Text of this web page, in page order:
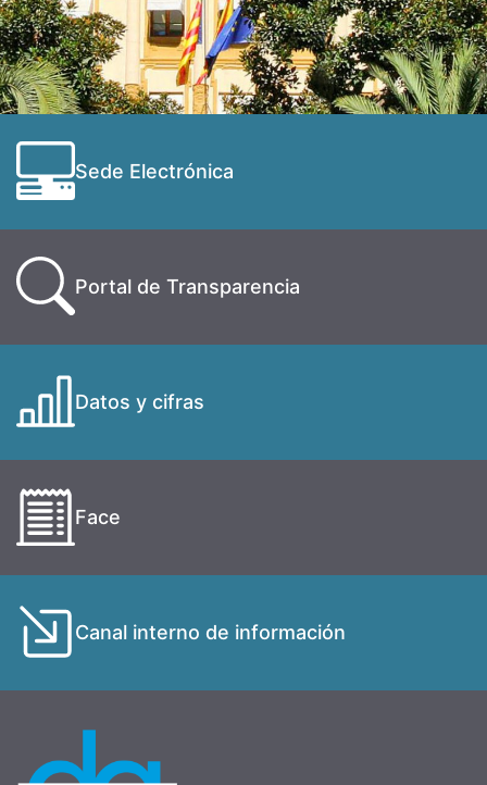
Sede Electrónica
Portal de Transparencia
Datos y cifras
Face
Canal interno de información